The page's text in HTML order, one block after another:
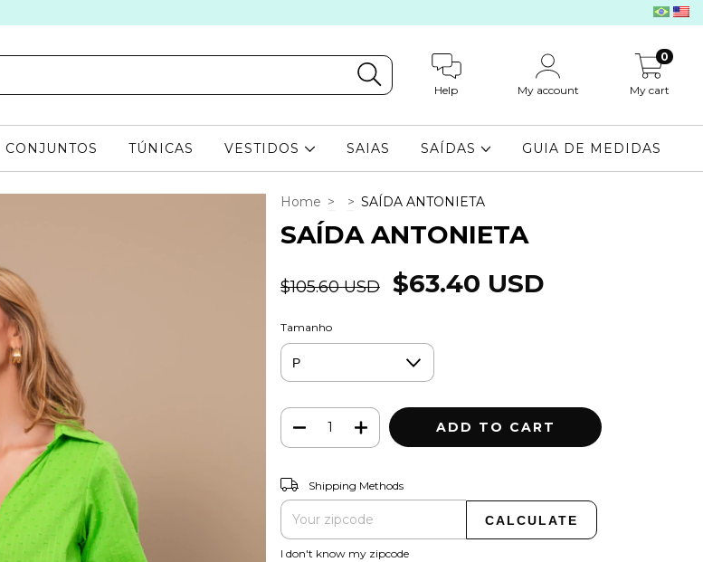
Help My account My cart
0
CONJUNTOS TÚNICAS VESTIDOS SAIAS SAÍDAS GUIA DE MEDIDAS
Home > > SAÍDA ANTONIETA
SAÍDA ANTONIETA
$105.60 USD $63.40 USD
Tamanho
Shipping for zipcode:
Shipping Methods
CALCULATE
I don't know my zipcode